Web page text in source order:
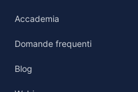
Accademia
Domande frequenti
Blog